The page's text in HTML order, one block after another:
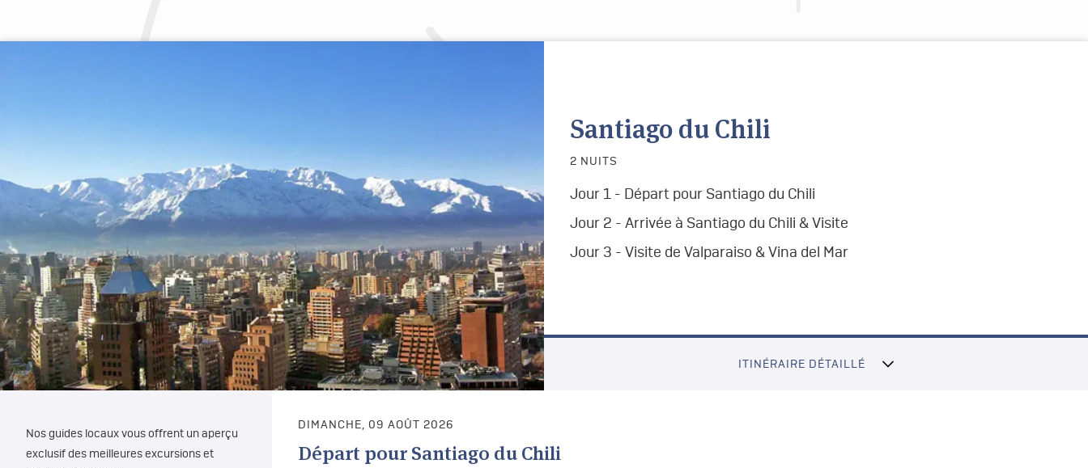
Santiago du Chili
2 NUITS
Jour 1 - Départ pour Santiago du Chili
Jour 2 - Arrivée à Santiago du Chili & Visite
Jour 3 - Visite de Valparaiso & Vina del Mar
ITINÉRAIRE DÉTAILLÉ
DIMANCHE, 09 AOÛT 2026
Départ pour Santiago du Chili
Nos guides locaux vous offrent un aperçu
exclusif des meilleures excursions et